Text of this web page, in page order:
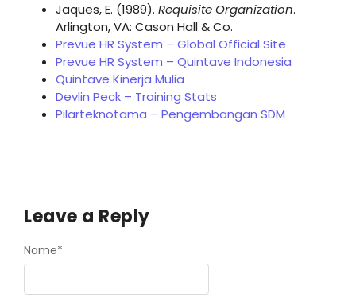
Jaques, E. (1989). Requisite Organization.
Arlington, VA: Cason Hall & Co.
Prevue HR System – Global Official Site
Prevue HR System – Quintave Indonesia
Quintave Kinerja Mulia
Devlin Peck – Training Stats
Pilarteknotama – Pengembangan SDM
Leave a Reply
Name*